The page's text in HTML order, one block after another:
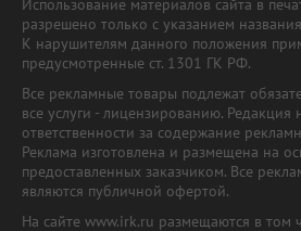
Использование материалов сайта в
разрешено только с указанием
К нарушителям данного положения
предусмотренные ст. 1301 ГК РФ.
Все рекламные товары подлежат
все услуги - лицензированию. Редакция
ответственности за содержание
Реклама изготовлена и размещена на
предоставленных заказчиком. Все
являются публичной офертой.
На сайте www.irk.ru размещаются в том